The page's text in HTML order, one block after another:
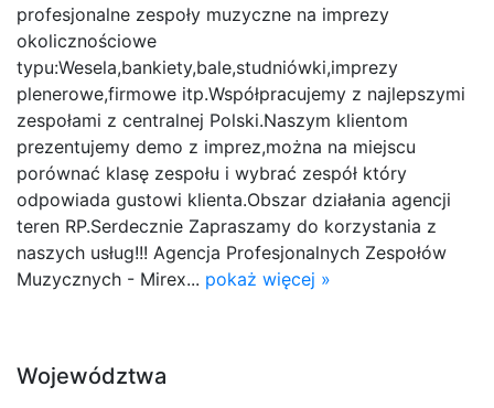
profesjonalne zespoły muzyczne na imprezy
okolicznościowe
typu:Wesela,bankiety,bale,studniówki,imprezy
plenerowe,firmowe itp.Współpracujemy z najlepszymi
zespołami z centralnej Polski.Naszym klientom
prezentujemy demo z imprez,można na miejscu
porównać klasę zespołu i wybrać zespół który
odpowiada gustowi klienta.Obszar działania agencji
teren RP.Serdecznie Zapraszamy do korzystania z
naszych usług!!! Agencja Profesjonalnych Zespołów
Muzycznych - Mirex... pokaż więcej »
Województwa